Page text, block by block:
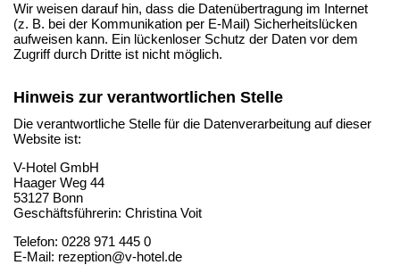
Wir weisen darauf hin, dass die Datenübertragung im Internet
(z. B. bei der Kommunikation per E-Mail) Sicherheitslücken
aufweisen kann. Ein lückenloser Schutz der Daten vor dem
Zugriff durch Dritte ist nicht möglich.
Hinweis zur verantwortlichen Stelle
Die verantwortliche Stelle für die Datenverarbeitung auf dieser
Website ist:
V-Hotel GmbH
Haager Weg 44
53127 Bonn
Geschäftsführerin: Christina Voit
Telefon: 0228 971 445 0
E-Mail: rezeption@v-hotel.de